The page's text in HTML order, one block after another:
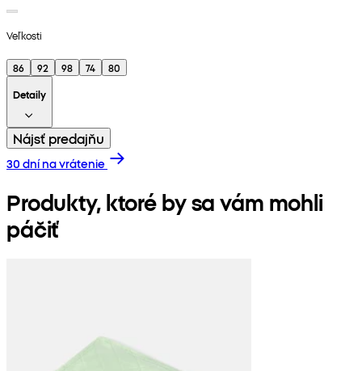
Veľkosti
86 92 98 74
80
Detaily
Nájsť predajňu
30 dní na vrátenie
Produkty, ktoré by sa vám mohli
páčiť